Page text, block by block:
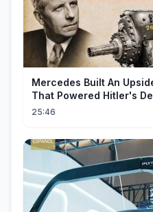
Mercedes Built An
That Powered Hitler's
Fighter
25:46